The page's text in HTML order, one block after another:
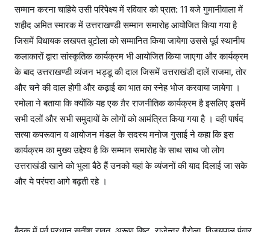
सम्मान करना चाहिये उसी परिपेक्ष्य में रविवार को प्रात: 11 बजे गुमानीवाला में
शहीद अमित स्मारक में उत्तराखण्डी सम्मान समारोह आयोजित किया गया है
जिसमें विधायक लखपत बुटोला को सम्मानित किया जायेगा उससे पूर्व स्थानीय
कलाकारों द्वारा सांस्कृतिक कार्यक्रम भी आयोजित किया जाएगा और कार्यक्रम
के बाद उत्तराखण्डी व्यंजन भड्डू की दाल जिसमें उत्तराखंडी दालें राजमा, तोर
और चने की दाल होगी और कढ़ाई का भात का स्नेह भोज करवाया जायेगा ।
रमोला ने बताया कि क्योंकि यह एक ग़ैर राजनीतिक कार्यक्रम है इसलिए इसमें
सभी दलों और सभी समुदायों के लोगों को आमंत्रित किया गया है । वही पार्षद
सत्या कपरूवान व आयोजन मंडल के सदस्य मनोज गुसाई ने कहा कि इस
कार्यक्रम का मुख्य उद्देश्य है कि सम्मान समारोह के साथ साथ जो लोग
उत्तराखंडी खाने को भुला बैठे हैं उनको यहां के व्यंजनों की याद दिलाई जा सके
और ये परंपरा आगे बढ़ती रहे ।